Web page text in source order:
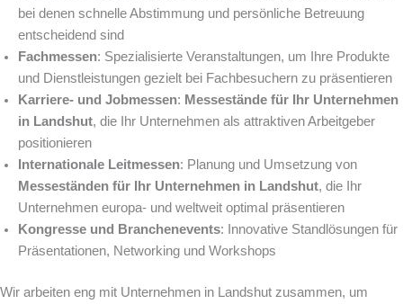
bei denen schnelle Abstimmung und persönliche Betreuung
entscheidend sind
Fachmessen: Spezialisierte Veranstaltungen, um Ihre Produkte
und Dienstleistungen gezielt bei Fachbesuchern zu präsentieren
Karriere- und Jobmessen: Messestände für Ihr Unternehmen
in Landshut, die Ihr Unternehmen als attraktiven Arbeitgeber
positionieren
Internationale Leitmessen: Planung und Umsetzung von
Messeständen für Ihr Unternehmen in Landshut, die Ihr
Unternehmen europa- und weltweit optimal präsentieren
Kongresse und Branchenevents: Innovative Standlösungen für
Präsentationen, Networking und Workshops
Wir arbeiten eng mit Unternehmen in Landshut zusammen, um